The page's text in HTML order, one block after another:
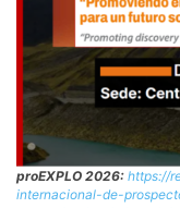
proEXPLO 2026: https://
internacional-de-